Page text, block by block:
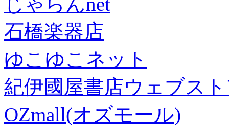
石橋楽器店
ゆこゆこネット
紀伊國屋書店ウェブス
OZmall(オズモール)